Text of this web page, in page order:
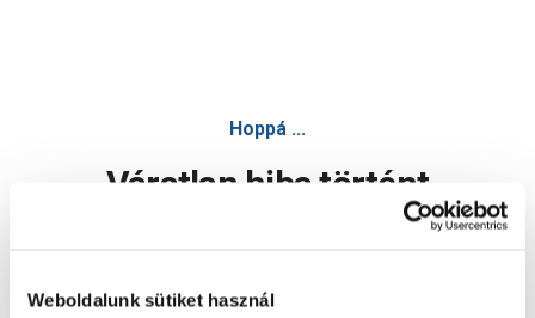
Weboldalunk sütiket használ
Hoppá ...
Váratlan hiba történt